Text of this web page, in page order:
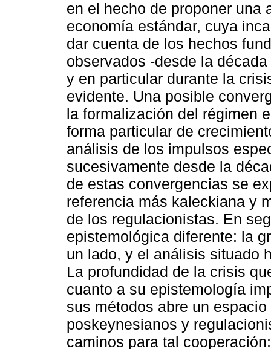
en el hecho de proponer una
economía estándar, cuya
dar cuenta de los hechos
observados -desde la
y en particular durante la
evidente. Una posible
la formalización del régimen
forma particular de
análisis de los impulsos
sucesivamente desde la
de estas convergencias se
referencia más kaleckiana y
de los regulacionistas. En
epistemológica diferente: la
un lado, y el análisis situado
La profundidad de la crisis
cuanto a su epistemología
sus métodos abre un
poskeynesianos y
caminos para tal